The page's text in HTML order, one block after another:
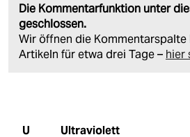
Die Kommentarfunktion unter
geschlossen.
Wir öffnen die Kommentarspalte
Artikeln für etwa drei Tage – hier
U Ultraviolett